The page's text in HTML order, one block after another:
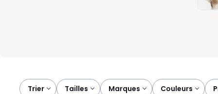
journée, le sweat grande taille sait se rendre utile. Facile à
Trier tailles marques couleurs